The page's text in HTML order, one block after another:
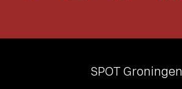
SPOT Groningen